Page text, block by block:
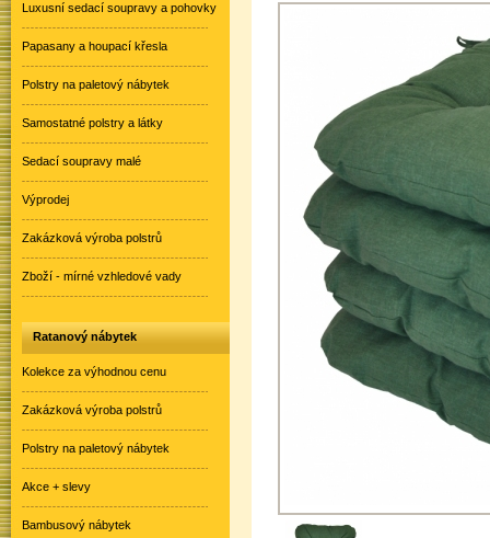
Luxusní sedací soupravy a pohovky
Papasany a houpací křesla
Polstry na paletový nábytek
Samostatné polstry a látky
Sedací soupravy malé
Výprodej
Zakázková výroba polstrů
Zboží - mírné vzhledové vady
Ratanový nábytek
Kolekce za výhodnou cenu
Zakázková výroba polstrů
Polstry na paletový nábytek
Akce + slevy
Bambusový nábytek